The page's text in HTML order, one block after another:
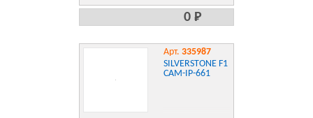
0 Р
Арт. 335987
SILVERSTONE F1
CAM-IP-661